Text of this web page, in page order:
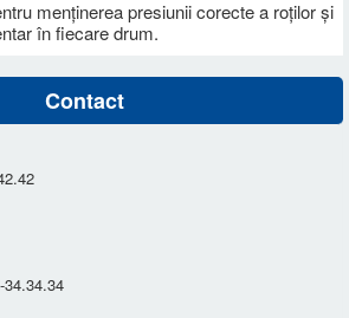
menținerea presiunii corecte a roților și
în fiecare drum.
Contact
34.34.34